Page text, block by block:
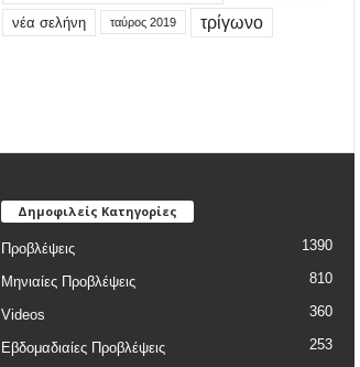
νέα σελήνη ταύρος 2019 τρίγωνο
Δημοφιλείς Κατηγορίες
Προβλέψεις 1390
Μηνιαίες Προβλέψεις 810
Videos 360
Εβδομαδιαίες Προβλέψεις 253